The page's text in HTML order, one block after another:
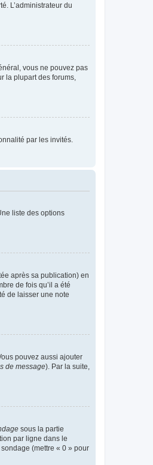
L’administrateur du
vous ne pouvez pas
la plupart des forums,
par les invités.
liste des options
après sa publication) en
de fois qu’il a été
de laisser une note
pouvez aussi ajouter
de message). Par la suite,
sous la partie
par ligne dans le
(mettre « 0 » pour